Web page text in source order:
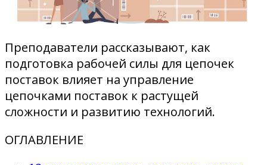
Преподаватели рассказывают, как
подготовка рабочей силы для цепочек
поставок влияет на управление
цепочками поставок к растущей
сложности и развитию технологий.
ОГЛАВЛЕНИЕ